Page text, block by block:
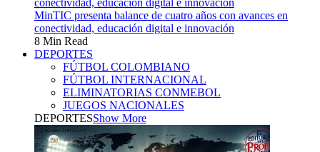
MinTIC presenta balance de cuatro años con avances en
conectividad, educación digital e innovación
8 Min Read
DEPORTES
FÚTBOL COLOMBIANO
FÚTBOL INTERNACIONAL
ELIMINATORIAS CONMEBOL
JUEGOS NACIONALES
DEPORTESShow More